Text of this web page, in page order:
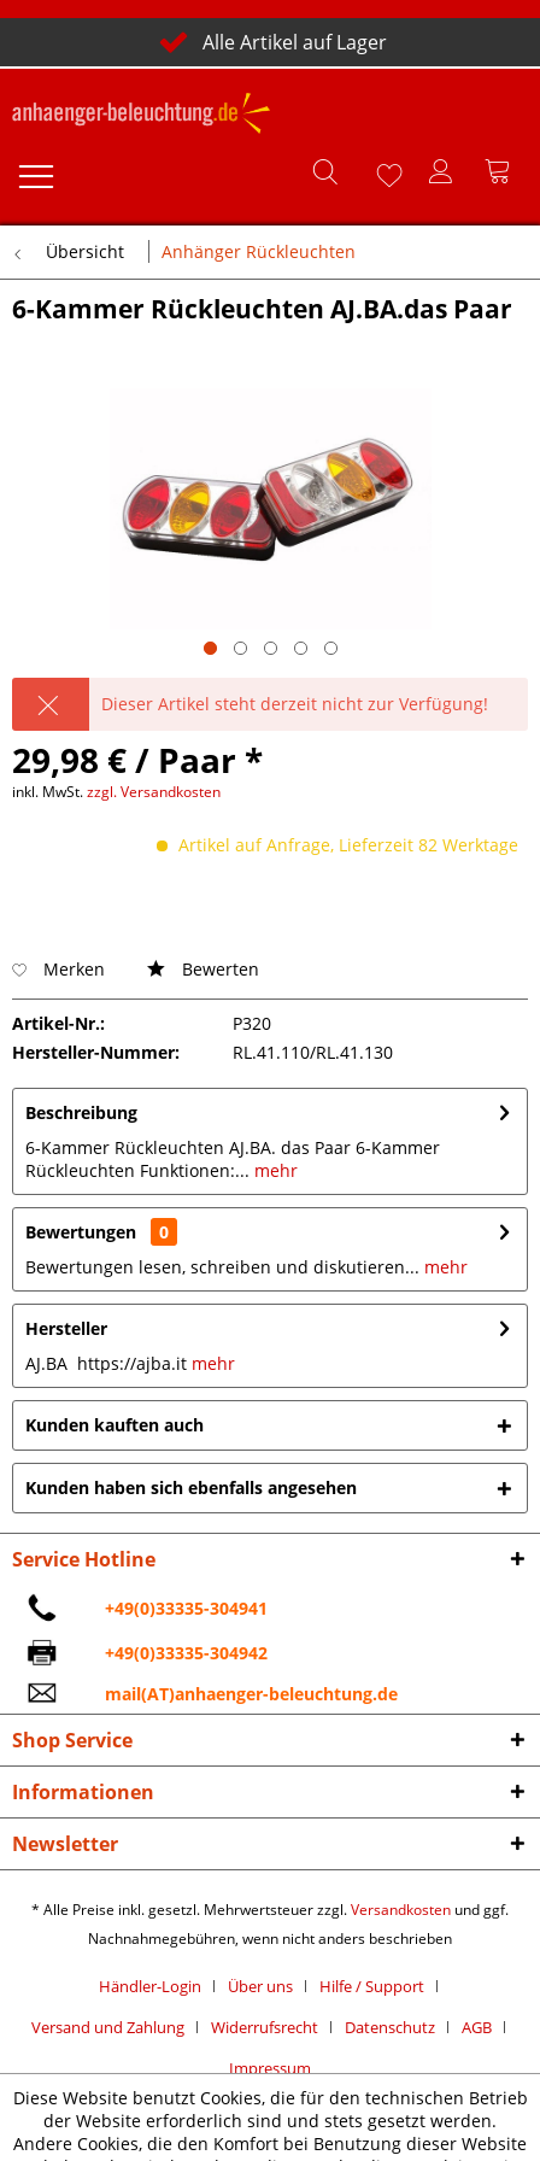
Alle Artikel auf Lager
Übersicht Anhänger Rückleuchten
6-Kammer Rückleuchten AJ.BA.das Paar
Dieser Artikel steht derzeit nicht zur Verfügung!
29,98 € / Paar *
inkl. MwSt.zzgl. Versandkosten
Artikel auf Anfrage, Lieferzeit 82 Werktage
Merken Bewerten
Artikel-Nr.:
P320
Hersteller-Nummer:
RL.41.110/RL.41.130
Beschreibung
6-Kammer Rückleuchten AJ.BA. das Paar 6-Kammer
Rückleuchten Funktionen:... mehr
Bewertungen
0
Bewertungen lesen, schreiben und diskutieren... mehr
Hersteller
AJ.BA https://ajba.it mehr
Kunden kauften auch
Kunden haben sich ebenfalls angesehen
Service Hotline
+49(0)33335-304941
+49(0)33335-304942
mail(AT)anhaenger-beleuchtung.de
Shop Service
Informationen
Newsletter
* Alle Preise inkl. gesetzl. Mehrwertsteuer zzgl.Versandkosten und ggf.
Nachnahmegebühren, wenn nicht anders beschrieben
Händler-Login Über uns
Hilfe / Support
Versand und Zahlung
Widerrufsrecht Datenschutz
AGB
Impressum
Diese Website benutzt Cookies, die für den technischen Betrieb
der Website erforderlich sind und stets gesetzt werden.
Andere Cookies, die den Komfort bei Benutzung dieser Website